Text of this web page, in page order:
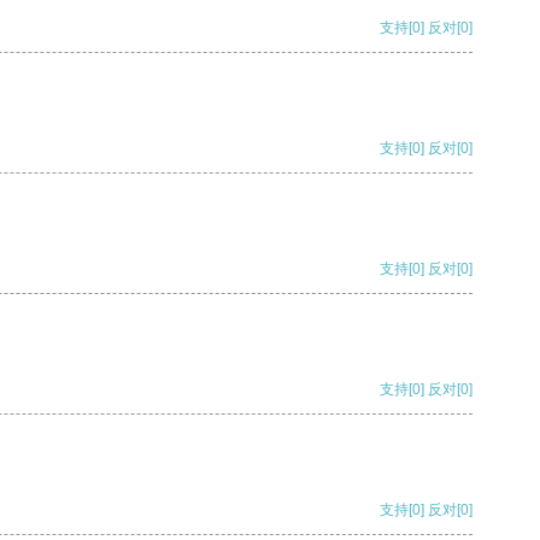
支持[0] 反对[0]
支持[0] 反对[0]
支持[0] 反对[0]
支持[0] 反对[0]
支持[0] 反对[0]